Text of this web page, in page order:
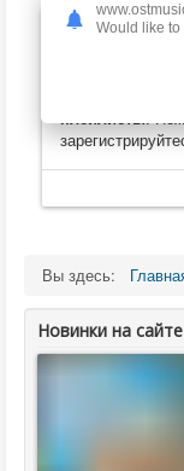
оценивать,
плейлисты.
Вы здесь:
Новинки на сайте
Would like